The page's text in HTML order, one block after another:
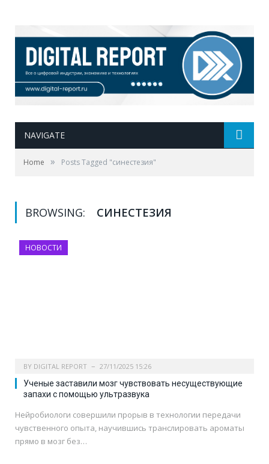
NAVIGATE
Home » Posts Tagged "синестезия"
BROWSING: СИНЕСТЕЗИЯ
НОВОСТИ
BY DIGITAL REPORT 27/11/2025 15:26
Ученые заставили мозг чувствовать несуществующие
запахи с помощью ультразвука
Нейробиологи совершили прорыв в технологии передачи
чувственного опыта, научившись транслировать ароматы
прямо в мозг без…